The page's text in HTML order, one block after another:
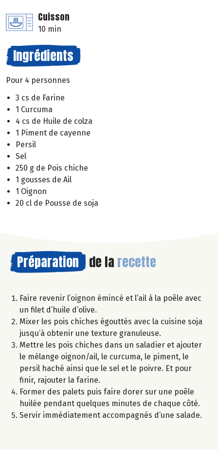
Cuisson
10 min
Ingrédients
Pour 4 personnes
3 cs de Farine
1 Curcuma
4 cs de Huile de colza
1 Piment de cayenne
Persil
Sel
250 g de Pois chiche
1 gousses de Ail
1 Oignon
20 cl de Pousse de soja
Préparation de la recette
Faire revenir l’oignon émincé et l’ail à la poêle avec
un filet d’huile d’olive.
Mixer les pois chiches égouttés avec la cuisine soja
jusqu’à obtenir une texture granuleuse.
Mettre les pois chiches dans un saladier et ajouter
le mélange oignon/ail, le curcuma, le piment, le
persil haché ainsi que le sel et le poivre. Et pour
finir, rajouter la farine.
Former des palets puis faire dorer sur une poêle
huilée pendant quelques minutes de chaque côté.
Servir immédiatement accompagnés d’une salade.